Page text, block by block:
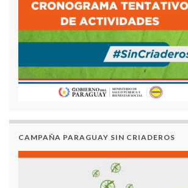
CAMPAÑA PARAGUAY SIN CRIADEROS